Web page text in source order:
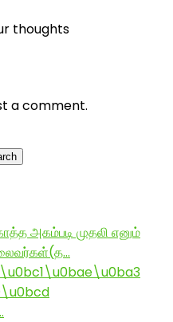
thoughts
a comment.
அகம்படி முதலி எனும்